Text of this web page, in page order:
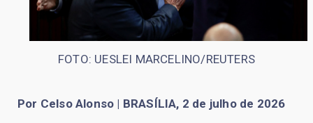
FOTO: UESLEI MARCELINO/REUTERS
Por Celso Alonso | BRASÍLIA, 2 de julho de 2026